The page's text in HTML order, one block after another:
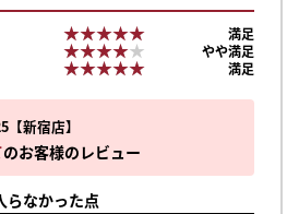
新宿店
のお客様のレビュー
らなかった点
★★★★★
★★★★★
満足
★★★★★
★★★★★
やや満足
★★★★★
★★★★★ 満足